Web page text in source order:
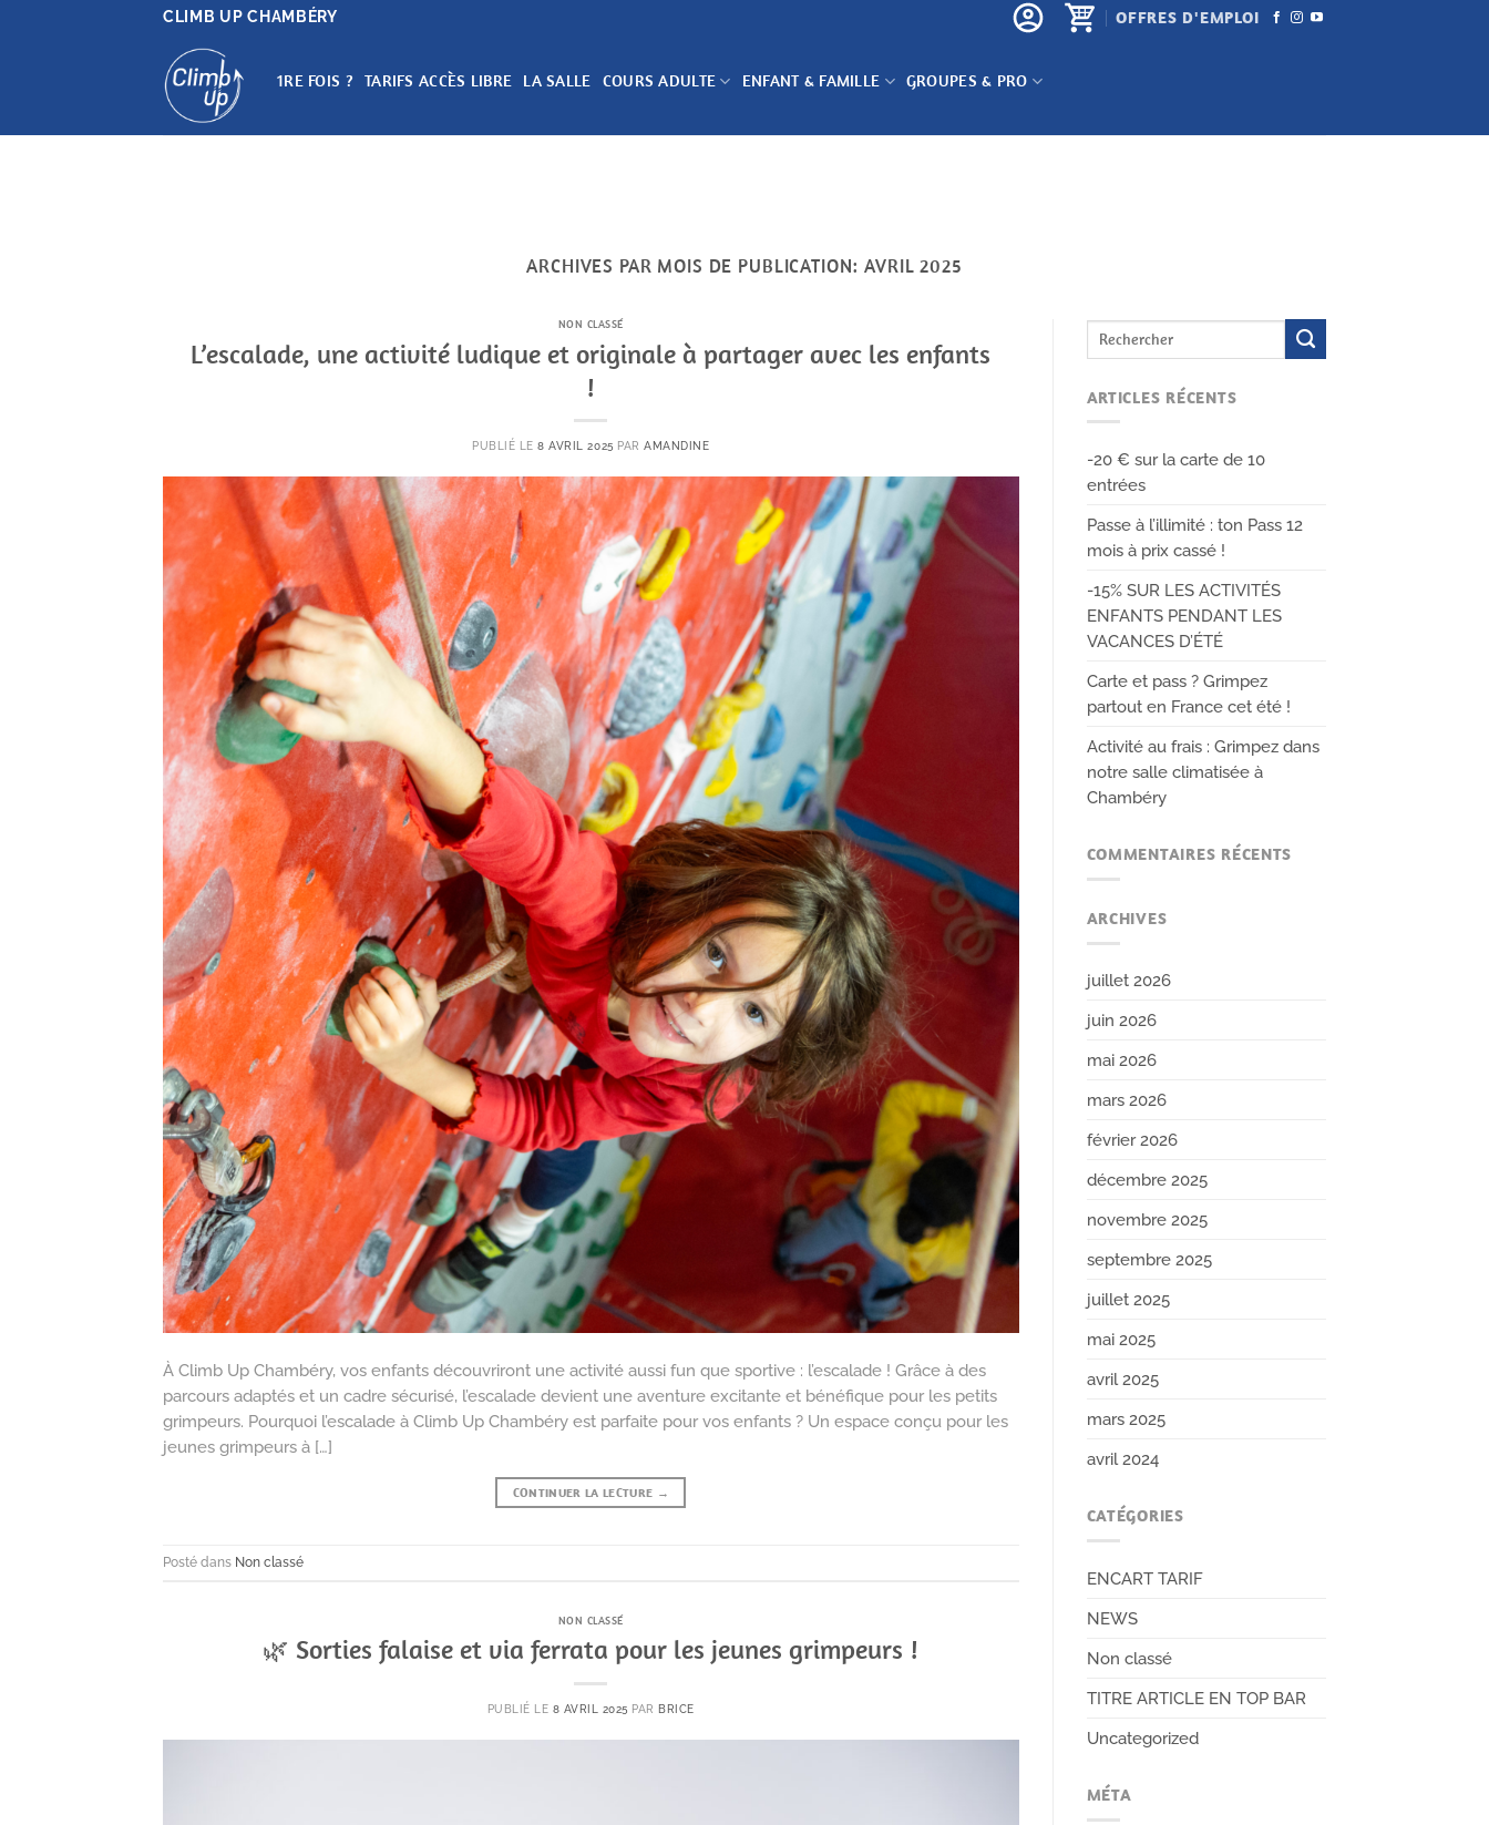
CLIMB UP CHAMBÉRY OFFRES D'EMPLOI
1RE FOIS ? TARIFS ACCÈS LIBRE LA SALLE COURS ADULTE ENFANT & FAMILLE GROUPES & PRO
ARCHIVES PAR MOIS DE PUBLICATION:AVRIL 2025
NON CLASSÉ
L’escalade, une activité ludique et originale à partager avec les enfants
!
PUBLIÉ LE8 AVRIL 2025 PARAMANDINE
À Climb Up Chambéry, vos enfants découvriront une activité aussi fun que sportive : l’escalade ! Grâce à des
parcours adaptés et un cadre sécurisé, l’escalade devient une aventure excitante et bénéfique pour les petits
grimpeurs. Pourquoi l’escalade à Climb Up Chambéry est parfaite pour vos enfants ? Un espace conçu pour les
jeunes grimpeurs à […]
CONTINUER LA LECTURE →
Posté dans Non classé
NON CLASSÉ
🌿 Sorties falaise et via ferrata pour les jeunes grimpeurs !
PUBLIÉ LE 8 AVRIL 2025 PARBRICE
ARTICLES RÉCENTS
-20 € sur la carte de 10
entrées
Passe à l’illimité : ton Pass 12
mois à prix cassé !
-15% SUR LES ACTIVITÉS
ENFANTS PENDANT LES
VACANCES D’ÉTÉ
Carte et pass ? Grimpez
partout en France cet été !
Activité au frais : Grimpez dans
notre salle climatisée à
Chambéry
COMMENTAIRES RÉCENTS
ARCHIVES
juillet 2026
juin 2026
mai 2026
mars 2026
février 2026
décembre 2025
novembre 2025
septembre 2025
juillet 2025
mai 2025
avril 2025
mars 2025
avril 2024
CATÉGORIES
ENCART TARIF
NEWS
Non classé
TITRE ARTICLE EN TOP BAR
Uncategorized
MÉTA